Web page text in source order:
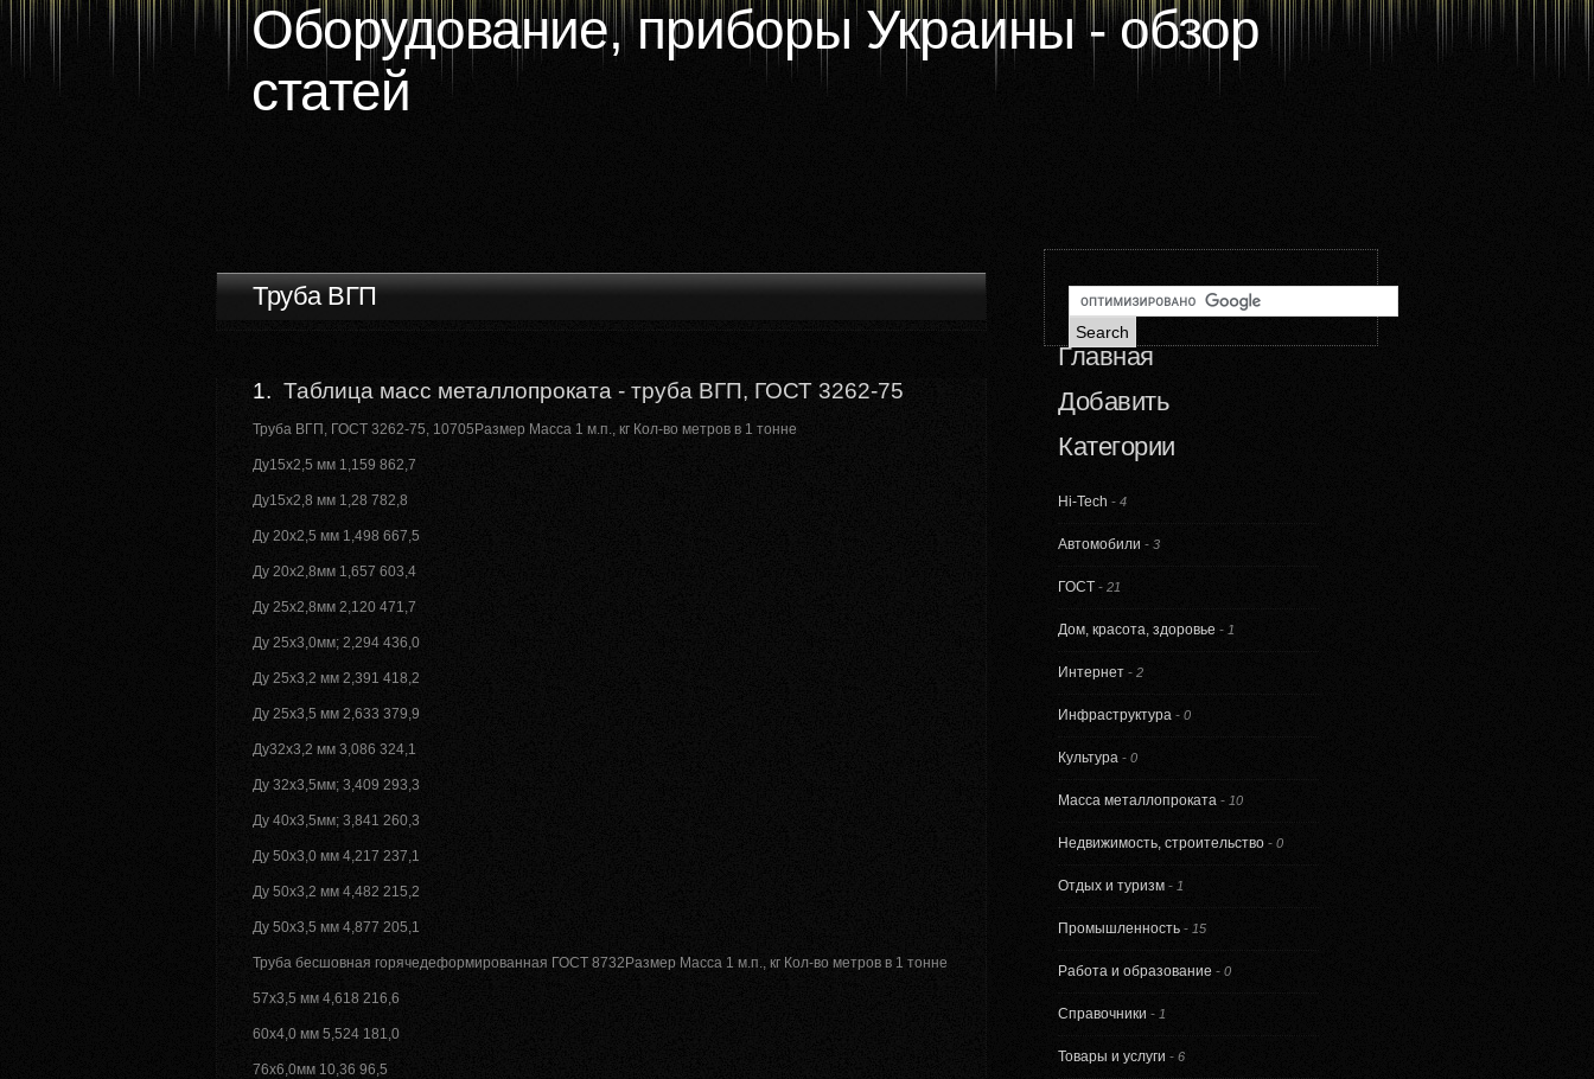
Оборудование, приборы Украины - обзор
статей
Труба ВГП
1. Таблица масс металлопроката - труба ВГП, ГОСТ 3262-75
Труба ВГП, ГОСТ 3262-75, 10705Размер Масса 1 м.п., кг Кол-во метров в 1 тонне
Ду15х2,5 мм 1,159 862,7
Ду15х2,8 мм 1,28 782,8
Ду 20х2,5 мм 1,498 667,5
Ду 20х2,8мм 1,657 603,4
Ду 25х2,8мм 2,120 471,7
Ду 25х3,0мм; 2,294 436,0
Ду 25х3,2 мм 2,391 418,2
Ду 25х3,5 мм 2,633 379,9
Ду32х3,2 мм 3,086 324,1
Ду 32х3,5мм; 3,409 293,3
Ду 40х3,5мм; 3,841 260,3
Ду 50х3,0 мм 4,217 237,1
Ду 50х3,2 мм 4,482 215,2
Ду 50х3,5 мм 4,877 205,1
Труба бесшовная горячедеформированная ГОСТ 8732Размер Масса 1 м.п., кг Кол-во метров в 1 тонне
57х3,5 мм 4,618 216,6
60х4,0 мм 5,524 181,0
76х6,0мм 10,36 96,5
Главная
Добавить
Категории
Hi-Tech - 4
Автомобили - 3
ГОСТ - 21
Дом, красота, здоровье - 1
Интернет - 2
Инфраструктура - 0
Культура - 0
Масса металлопроката - 10
Недвижимость, строительство - 0
Отдых и туризм - 1
Промышленность - 15
Работа и образование - 0
Справочники - 1
Товары и услуги - 6